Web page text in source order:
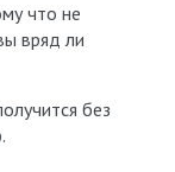
что не
вряд ли
без